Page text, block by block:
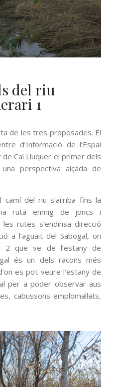
del riu
1
de les tres proposades. El
d’Informació de l’Espai
Cal Lluquer el primer dels
perspectiva alçada de
camí del riu s’arriba fins la
ruta enmig de joncs i
rutes s’endinsa direcció
a l’aguait del Sabogal, on
2 que ve de l’estany de
és un dels racons més
es pot veure l’estany de
per a poder observar aus
cabussons emplomallats,